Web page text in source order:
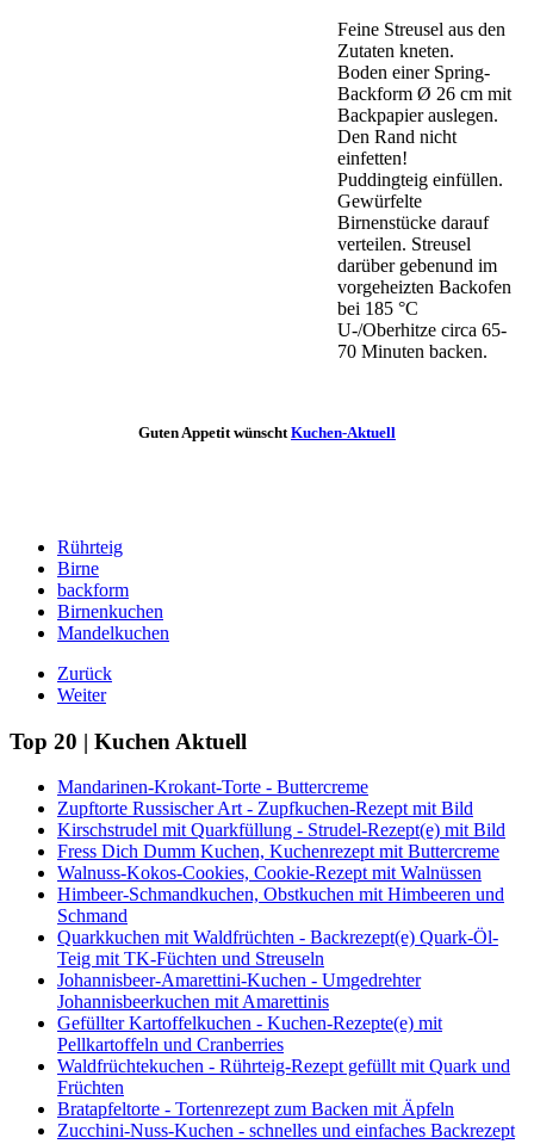
Feine Streusel aus den
Zutaten kneten.
Boden einer Spring-
Backform Ø 26 cm mit
Backpapier auslegen.
Den Rand nicht
einfetten!
Puddingteig einfüllen.
Gewürfelte
Birnenstücke darauf
verteilen. Streusel
darüber gebenund im
vorgeheizten Backofen
bei 185 °C
U-/Oberhitze circa 65-
70 Minuten backen.
Guten Appetit wünscht Kuchen-Aktuell
Rührteig
Birne
backform
Birnenkuchen
Mandelkuchen
Zurück
Weiter
Top 20 | Kuchen Aktuell
Mandarinen-Krokant-Torte - Buttercreme
Zupftorte Russischer Art - Zupfkuchen-Rezept mit Bild
Kirschstrudel mit Quarkfüllung - Strudel-Rezept(e) mit Bild
Fress Dich Dumm Kuchen, Kuchenrezept mit Buttercreme
Walnuss-Kokos-Cookies, Cookie-Rezept mit Walnüssen
Himbeer-Schmandkuchen, Obstkuchen mit Himbeeren und
Schmand
Quarkkuchen mit Waldfrüchten - Backrezept(e) Quark-Öl-
Teig mit TK-Füchten und Streuseln
Johannisbeer-Amarettini-Kuchen - Umgedrehter
Johannisbeerkuchen mit Amarettinis
Gefüllter Kartoffelkuchen - Kuchen-Rezepte(e) mit
Pellkartoffeln und Cranberries
Waldfrüchtekuchen - Rührteig-Rezept gefüllt mit Quark und
Früchten
Bratapfeltorte - Tortenrezept zum Backen mit Äpfeln
Zucchini-Nuss-Kuchen - schnelles und einfaches Backrezept